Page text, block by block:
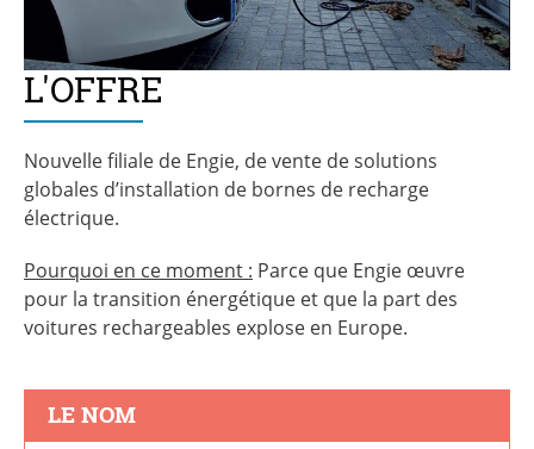
L'OFFRE
Nouvelle filiale de Engie, de vente de solutions
globales d’installation de bornes de recharge
électrique.
Pourquoi en ce moment : Parce que Engie œuvre
pour la transition énergétique et que la part des
voitures rechargeables explose en Europe.
LE NOM